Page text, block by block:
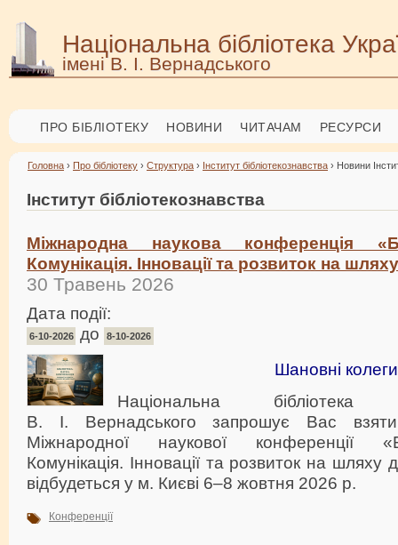
Національна бібліотека
імені В. І. Вернадського
ПРО БІБЛІОТЕКУ НОВИНИ ЧИТАЧАМ РЕСУРСИ
Головна › Про бібліотеку › Структура › Інститут бібліотекознавства › Новини
Інститут бібліотекознавства
Міжнародна наукова конференція
Комунікація. Інновації та розвиток на
30 Травень 2026
Дата події:
6-10-2026 до 8-10-2026
Шановні
Національна
В. І. Вернадського запрошує Вас
Міжнародної наукової конференції
Комунікація. Інновації та розвиток на
відбудеться у м. Києві 6–8 жовтня 2026 р.
Конференції